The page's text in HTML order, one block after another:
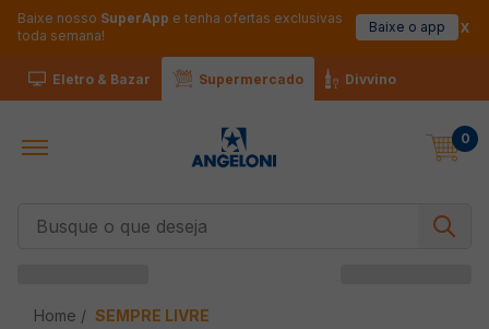
Baixe nosso SuperApp e tenha ofertas exclusivas
toda semana!
Baixe o app
Eletro & Bazar Supermercado Divvino
0
SEMPRE LIVRE